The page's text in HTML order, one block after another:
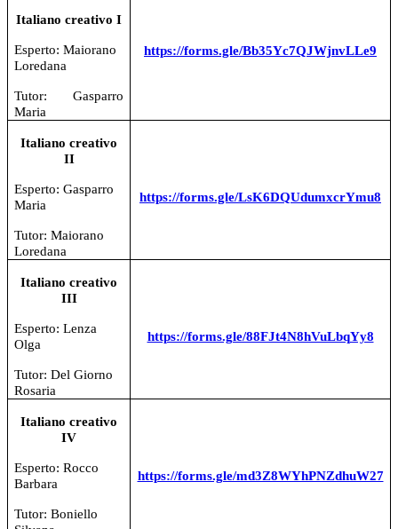
Italiano creativo I
Esperto: Maiorano
Loredana
Tutor: Gasparro
Maria
https://forms.gle/Bb35Yc7QJWjnvLLe9
Italiano creativo
II
Esperto: Gasparro
Maria
Tutor: Maiorano
Loredana
https://forms.gle/LsK6DQUdumxcrYmu8
Italiano creativo
III
Esperto: Lenza
Olga
Tutor: Del Giorno
Rosaria
https://forms.gle/88FJt4N8hVuLbqYy8
Italiano creativo
IV
Esperto: Rocco
Barbara
Tutor: Boniello
https://forms.gle/md3Z8WYhPNZdhuW27